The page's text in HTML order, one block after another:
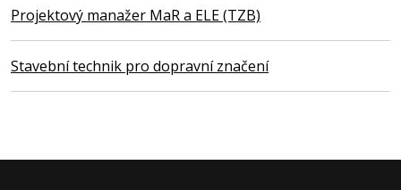
Projektový manažer MaR a ELE (TZB)
Stavební technik pro dopravní značení